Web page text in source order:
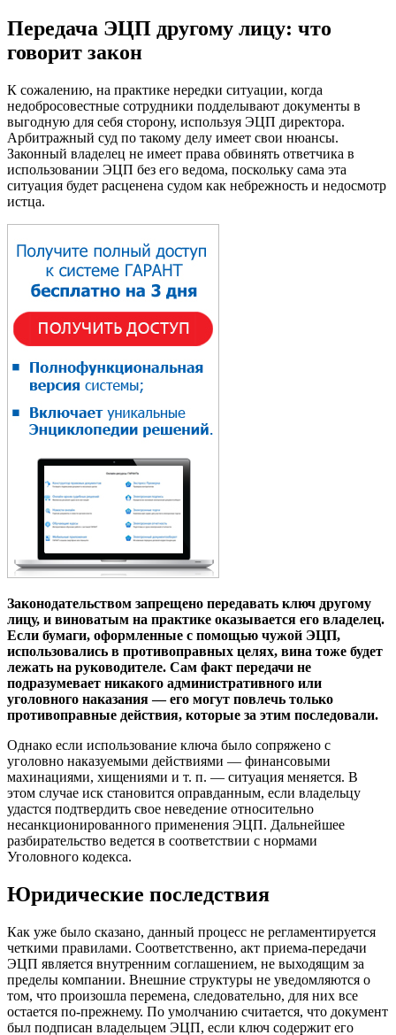
Передача ЭЦП другому лицу: что
говорит закон
К сожалению, на практике нередки ситуации, когда
недобросовестные сотрудники подделывают документы в
выгодную для себя сторону, используя ЭЦП директора.
Арбитражный суд по такому делу имеет свои нюансы.
Законный владелец не имеет права обвинять ответчика в
использовании ЭЦП без его ведома, поскольку сама эта
ситуация будет расценена судом как небрежность и недосмотр
истца.
Законодательством запрещено передавать ключ другому
лицу, и виноватым на практике оказывается его владелец.
Если бумаги, оформленные с помощью чужой ЭЦП,
использовались в противоправных целях, вина тоже будет
лежать на руководителе. Сам факт передачи не
подразумевает никакого административного или
уголовного наказания — его могут повлечь только
противоправные действия, которые за этим последовали.
Однако если использование ключа было сопряжено с
уголовно наказуемыми действиями — финансовыми
махинациями, хищениями и т. п. — ситуация меняется. В
этом случае иск становится оправданным, если владельцу
удастся подтвердить свое неведение относительно
несанкционированного применения ЭЦП. Дальнейшее
разбирательство ведется в соответствии с нормами
Уголовного кодекса.
Юридические последствия
Как уже было сказано, данный процесс не регламентируется
четкими правилами. Соответственно, акт приема-передачи
ЭЦП является внутренним соглашением, не выходящим за
пределы компании. Внешние структуры не уведомляются о
том, что произошла перемена, следовательно, для них все
остается по-прежнему. По умолчанию считается, что документ
был подписан владельцем ЭЦП, если ключ содержит его